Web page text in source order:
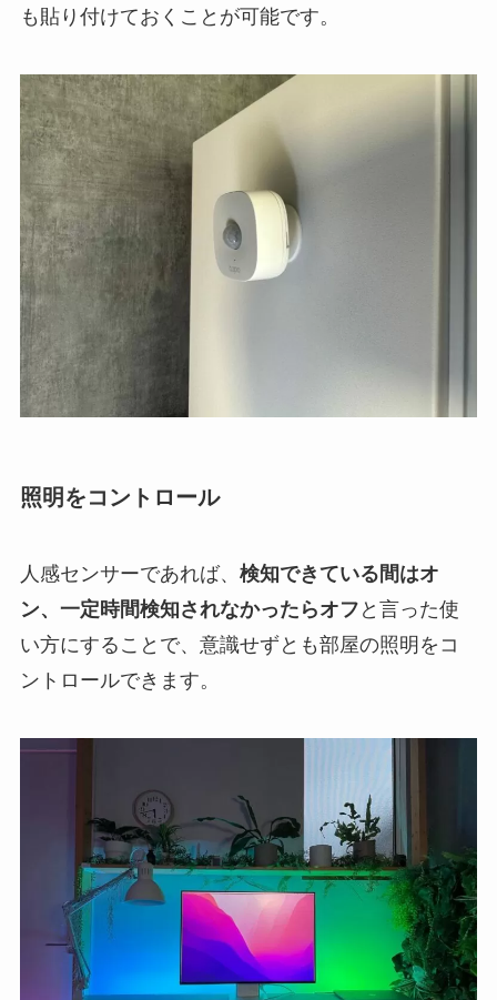
も貼り付けておくことが可能です。
照明をコントロール
人感センサーであれば、 検知できている間はオ
ン、一定時間検知されなかったらオフ と言った使
い方にすることで、意識せずとも部屋の照明をコ
ントロールできます。